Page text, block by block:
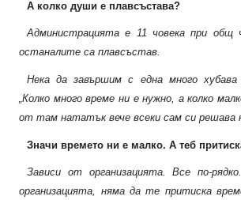
А колко души е плавсъстава?
Администрацията е 11 човека при общ
останалите са плавсъстав.
Нека да завършим с една много
„Колко много време ни е нужно, а колко
от там нататък вече всеки сам си решава
Значи времето ни е малко. А теб
Зависи от организацията. Все по-
организацията, няма да те притиска